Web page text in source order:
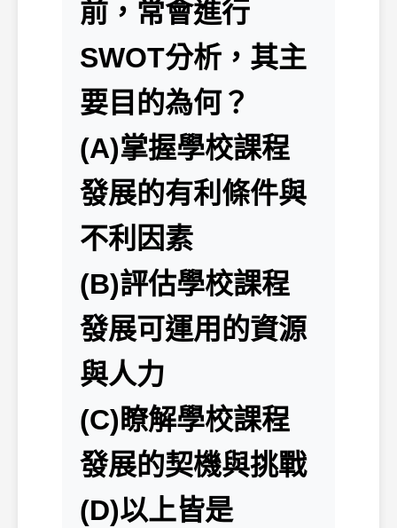
前，常會進行
SWOT分析，其主
要目的為何？
(A)掌握學校課程
發展的有利條件與
不利因素
(B)評估學校課程
發展可運用的資源
與人力
(C)瞭解學校課程
發展的契機與挑戰
(D)以上皆是